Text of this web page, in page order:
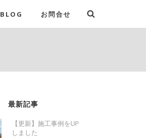
BLOG お問合せ
最新記事
【更新】施工事例をUP
しました